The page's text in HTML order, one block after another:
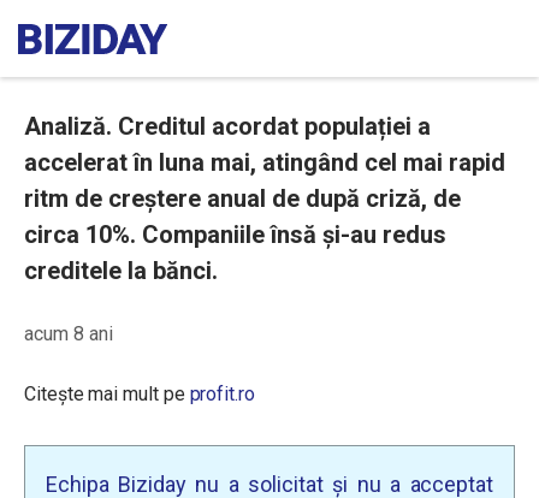
Analiză. Creditul acordat populației a
accelerat în luna mai, atingând cel mai rapid
ritm de creștere anual de după criză, de
circa 10%. Companiile însă și-au redus
creditele la bănci.
acum 8 ani
Citește mai mult pe profit.ro
Echipa Biziday nu a solicitat și nu a acceptat